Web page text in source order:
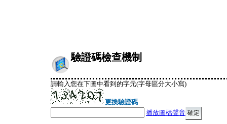
驗證碼檢查機制
請輸入您在下圖中看到的字元(字母區分大小寫)
更換驗證碼
播放圖檔聲音